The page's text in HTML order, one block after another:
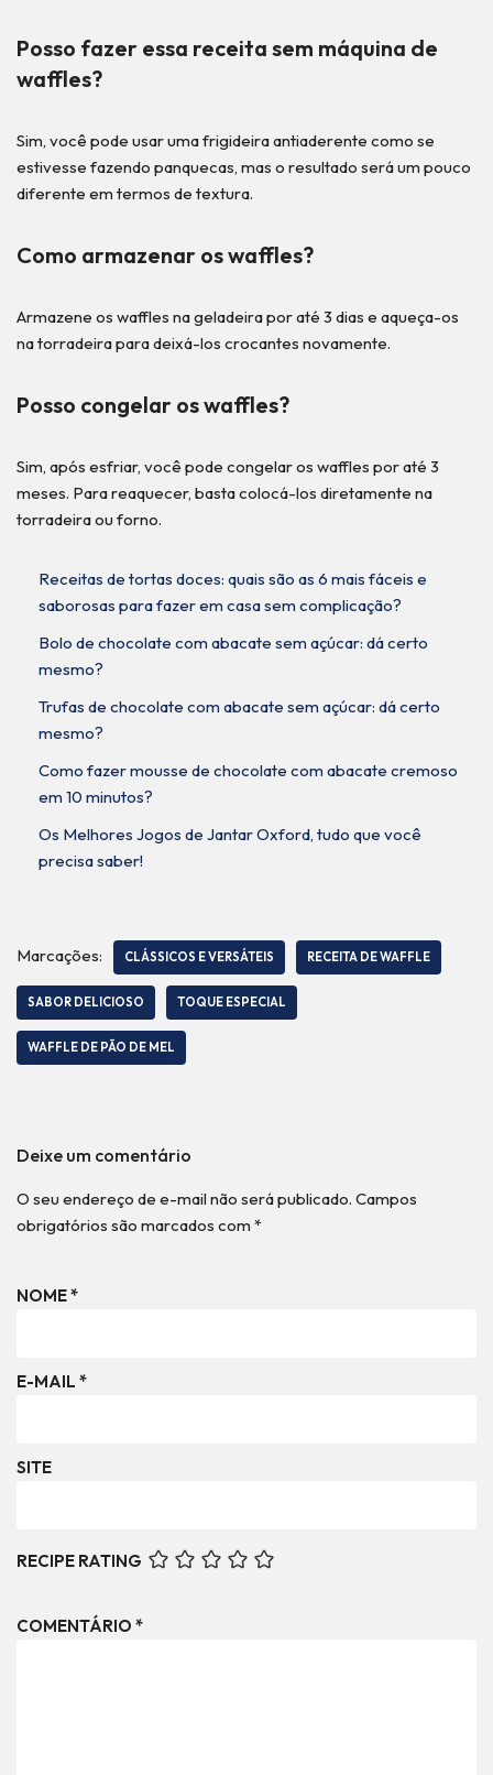
Posso fazer essa receita sem máquina de
waffles?
Sim, você pode usar uma frigideira antiaderente como se
estivesse fazendo panquecas, mas o resultado será um pouco
diferente em termos de textura.
Como armazenar os waffles?
Armazene os waffles na geladeira por até 3 dias e aqueça-os
na torradeira para deixá-los crocantes novamente.
Posso congelar os waffles?
Sim, após esfriar, você pode congelar os waffles por até 3
meses. Para reaquecer, basta colocá-los diretamente na
torradeira ou forno.
Receitas de tortas doces: quais são as 6 mais fáceis e
saborosas para fazer em casa sem complicação?
Bolo de chocolate com abacate sem açúcar: dá certo
mesmo?
Trufas de chocolate com abacate sem açúcar: dá certo
mesmo?
Como fazer mousse de chocolate com abacate cremoso
em 10 minutos?
Os Melhores Jogos de Jantar Oxford, tudo que você
precisa saber!
Marcações: CLÁSSICOS E VERSÁTEIS RECEITA DE WAFFLE
SABOR DELICIOSO TOQUE ESPECIAL
WAFFLE DE PÃO DE MEL
Deixe um comentário
O seu endereço de e-mail não será publicado. Campos
obrigatórios são marcados com *
NOME*
E-MAIL *
SITE
RECIPE RATING
COMENTÁRIO *